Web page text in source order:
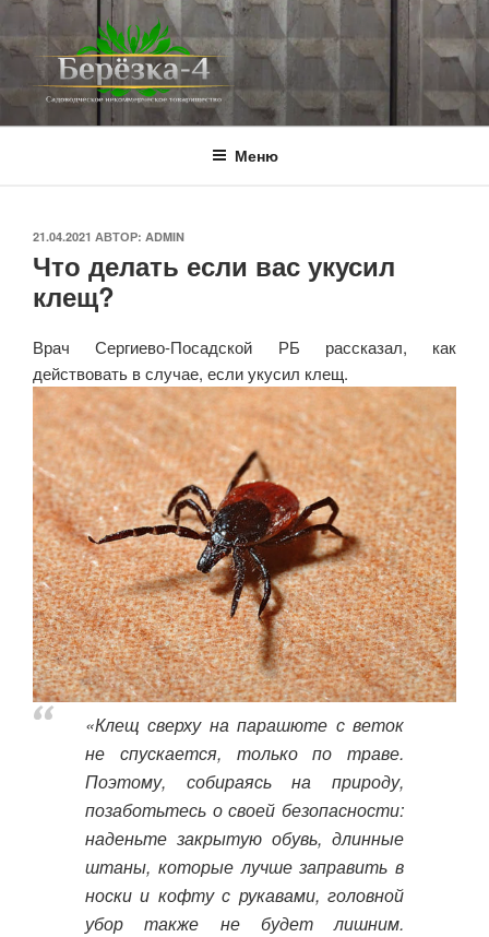
Перейти
к
содержимому
BEREZKA4.RU
СНТ Берёзка-4
Меню
ОПУБЛИКОВАНО
21.04.2021 АВТОР: ADMIN
Что делать если вас укусил
клещ?
Врач Сергиево-Посадской РБ рассказал, как
действовать в случае, если укусил клещ.
«Клещ сверху на парашюте с веток
не спускается, только по траве.
Поэтому, собираясь на природу,
позаботьтесь о своей безопасности:
наденьте закрытую обувь, длинные
штаны, которые лучше заправить в
носки и кофту с рукавами, головной
убор также не будет лишним.